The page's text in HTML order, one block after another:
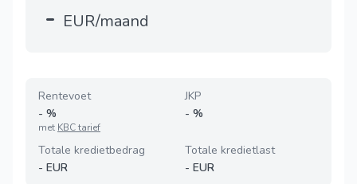
- EUR/maand
Rentevoet
- %
met KBC tarief
JKP
- %
Totale kredietbedrag
- EUR
Totale kredietlast
- EUR